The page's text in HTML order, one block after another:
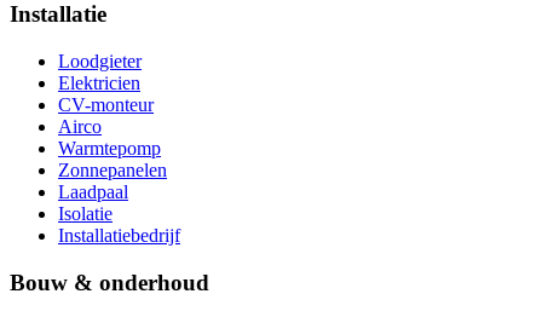
Installatie
Loodgieter
Elektricien
CV-monteur
Airco
Warmtepomp
Zonnepanelen
Laadpaal
Isolatie
Installatiebedrijf
Bouw & onderhoud